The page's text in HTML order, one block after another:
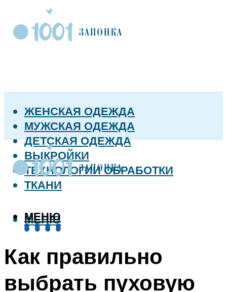
ЖЕНСКАЯ ОДЕЖДА
МУЖСКАЯ ОДЕЖДА
ДЕТСКАЯ ОДЕЖДА
ВЫКРОЙКИ
ТЕХНОЛОГИИ ОБРАБОТКИ
ТКАНИ
МЕНЮ
МЕНЮ
Как правильно
выбрать пуховую